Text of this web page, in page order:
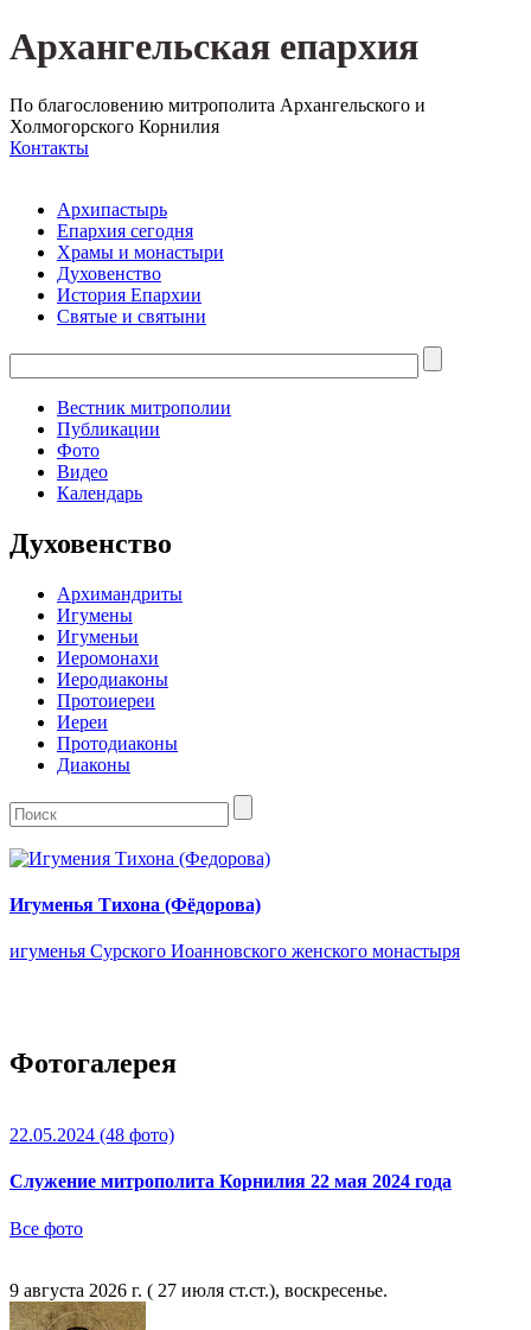
Архангельская епархия
По благословению митрополита Архангельского и
Холмогорского Корнилия
Контакты
Архипастырь
Епархия сегодня
Храмы и монастыри
Духовенство
История Епархии
Святые и святыни
Вестник митрополии
Публикации
Фото
Видео
Календарь
Духовенство
Архимандриты
Игумены
Игуменьи
Иеромонахи
Иеродиаконы
Протоиереи
Иереи
Протодиаконы
Диаконы
Игуменья Тихона (Фёдорова)
игуменья Сурского Иоанновского женского монастыря
Фотогалерея
22.05.2024 (48 фото)
Служение митрополита Корнилия 22 мая 2024 года
Все фото
9 августа 2026 г. ( 27 июля ст.ст.), воскресенье.